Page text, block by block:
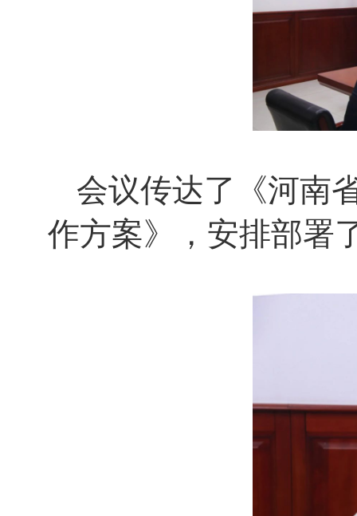
会议传达了《河南
作方案》，安排部署